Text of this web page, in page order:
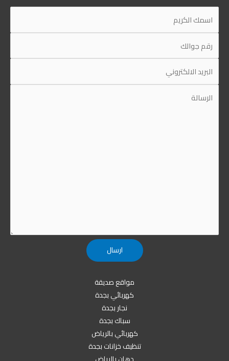
مواقع صديقة
كهربائي بجدة
نجار بجدة
سباك بجدة
كهربائي بالرياض
تنظيف خزانات بجدة